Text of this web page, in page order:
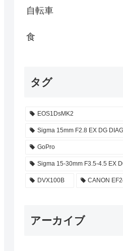
自転車
食
タグ
EOS1DsMK2
Sigma 15mm F2.8 EX DG
GoPro
Sigma 15-30mm F3.5-4.5 EX
DVX100B CANON
アーカイブ